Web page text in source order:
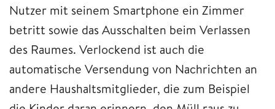
Nutzer mit seinem Smartphone ein Zimmer
betritt sowie das Ausschalten beim Verlassen
des Raumes. Verlockend ist auch die
automatische Versendung von Nachrichten an
andere Haushaltsmitglieder, die zum Beispiel